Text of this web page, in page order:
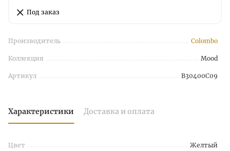
Под заказ
Производитель Colombo
Коллекция Mood
Артикул B30400C09
Характеристики Доставка и оплата
Цвет
Желтый